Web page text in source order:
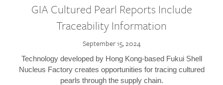
GIA Cultured Pearl Reports Include
Traceability Information
September 15, 2024
Technology developed by Hong Kong-based Fukui Shell
Nucleus Factory creates opportunities for tracing cultured
pearls through the supply chain.